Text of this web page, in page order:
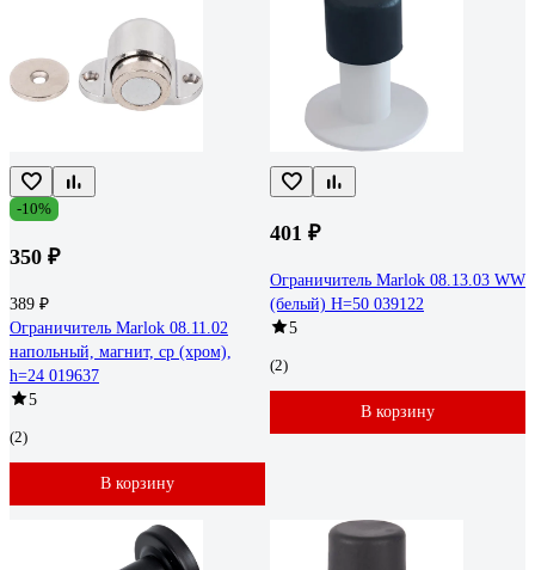
-10%
350 ₽
389 ₽
Ограничитель Marlok 08.11.02
напольный, магнит, cp (хром),
h=24 019637
5
(2)
В корзину
401 ₽
Ограничитель Marlok 08.13.03 WW
(белый) H=50 039122
5
(2)
В корзину